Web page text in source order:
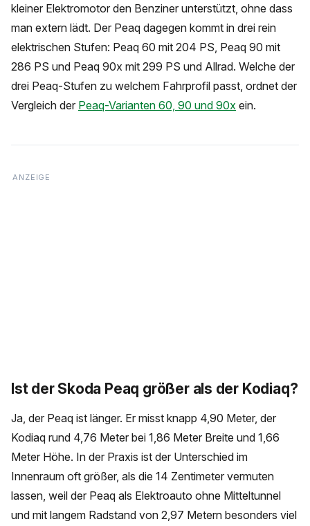
kleiner Elektromotor den Benziner unterstützt, ohne dass
man extern lädt. Der Peaq dagegen kommt in drei rein
elektrischen Stufen: Peaq 60 mit 204 PS, Peaq 90 mit
286 PS und Peaq 90x mit 299 PS und Allrad. Welche der
drei Peaq-Stufen zu welchem Fahrprofil passt, ordnet der
Vergleich der Peaq-Varianten 60, 90 und 90x ein.
Ist der Skoda Peaq größer als der Kodiaq?
Ja, der Peaq ist länger. Er misst knapp 4,90 Meter, der
Kodiaq rund 4,76 Meter bei 1,86 Meter Breite und 1,66
Meter Höhe. In der Praxis ist der Unterschied im
Innenraum oft größer, als die 14 Zentimeter vermuten
lassen, weil der Peaq als Elektroauto ohne Mitteltunnel
und mit langem Radstand von 2,97 Metern besonders viel